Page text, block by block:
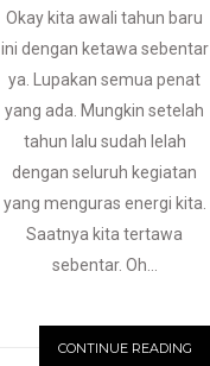
Okay kita awali tahun baru
ini dengan ketawa sebentar
ya. Lupakan semua penat
yang ada. Mungkin setelah
tahun lalu sudah lelah
dengan seluruh kegiatan
yang menguras energi kita.
Saatnya kita tertawa
sebentar. Oh...
CONTINUE READING